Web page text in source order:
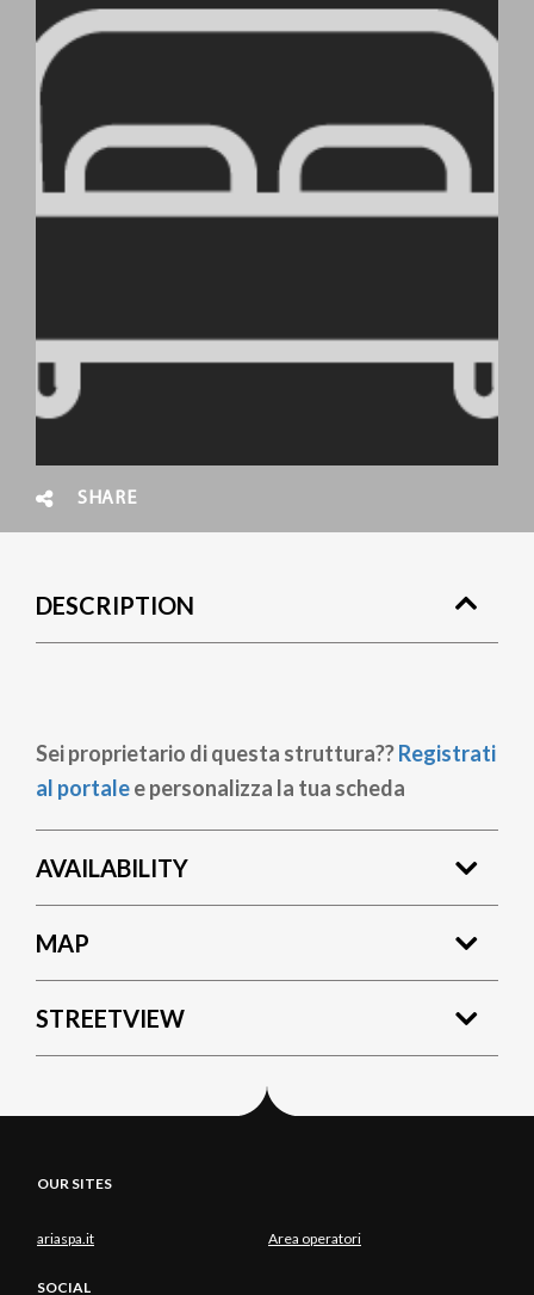
SHARE
DESCRIPTION
Sei proprietario di questa struttura??Registrati
al portalee personalizza la tua scheda
AVAILABILITY
MAP
STREETVIEW
OUR SITES
ariaspa.it Area operatori
SOCIAL